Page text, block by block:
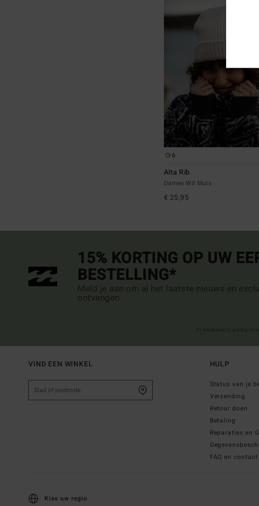
6
Alta Rib
Dames Wit Muts
€ 25,95
15% KORTING OP UW
BESTELLING*
Meld je aan om al het laatste nieuws en
ontvangen.
VIND EEN WINKEL HULP
Status van je
Verzending
Retour doen
Betaling
Reparaties en
FAQ en contact
Kies uw regio